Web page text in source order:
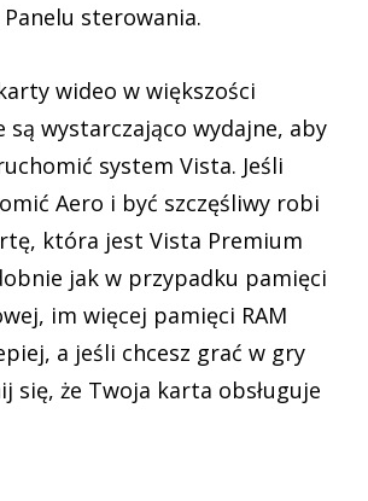
sterowania.
wideo w większości
są wystarczająco wydajne, aby
system Vista. Jeśli
Aero i być szczęśliwy robi
która jest Vista Premium
jak w przypadku pamięci
im więcej pamięci RAM
a jeśli chcesz grać w gry
się, że Twoja karta obsługuje